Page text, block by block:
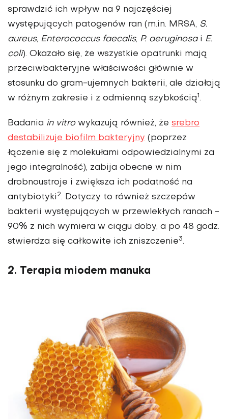
sprawdzić ich wpływ na 9 najczęściej
występujących patogenów ran (m.in. MRSA, S.
aureus, Enterococcus faecalis, P. aeruginosai E.
coli). Okazało się, że wszystkie opatrunki mają
przeciwbakteryjne właściwości głównie w
stosunku do gram-ujemnych bakterii, ale działają
w różnym zakresie i z odmienną szybkością1.
Badania in vitrowykazują również, że srebro
destabilizuje biofilm bakteryjny (poprzez
łączenie się z molekułami odpowiedzialnymi za
jego integralność), zabija obecne w nim
drobnoustroje i zwiększa ich podatność na
antybiotyki 2. Dotyczy to również szczepów
bakterii występujących w przewlekłych ranach -
90% z nich wymiera w ciągu doby, a po 48 godz.
stwierdza się całkowite ich zniszczenie3.
2. Terapia miodem manuka